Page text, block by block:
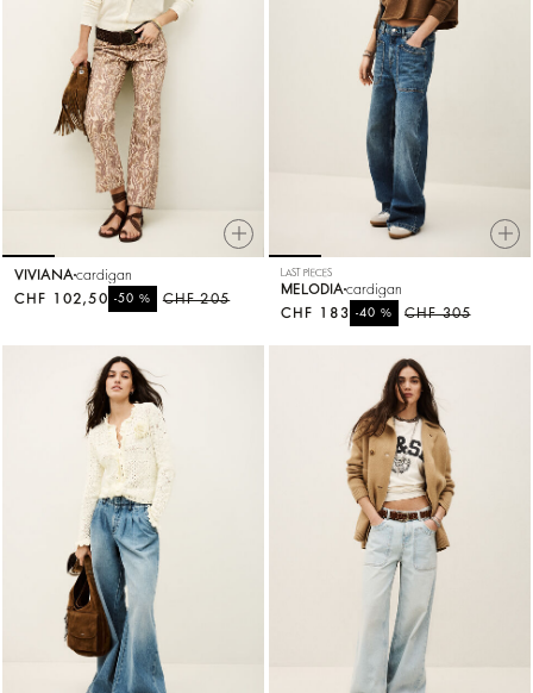
VIVIANA cardigan
CHF 205
-50 %
CHF 102,50
LAST PIECES
MELODIA cardigan
CHF 305
-40%
CHF 183